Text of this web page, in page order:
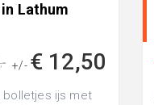
Lathum
+/- € 12,50
bolletjes ijs met